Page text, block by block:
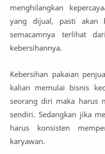
menghilangkan
yang dijual, pasti akan
semacamnya terlihat
kebersihannya.
Kebersihan pakaian
kalian memulai bisnis
seorang diri maka harus
sendiri. Sedangkan jika
harus konsisten
karyawan.